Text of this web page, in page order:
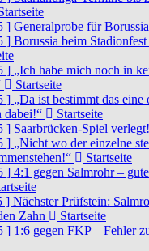
] Generalprobe für Borussia
] Borussia beim
] „Ich habe mich noch in
Startseite
] „Da ist bestimmt das eine
dabei!“
Startseite
] Saarbrücken-Spiel verlegt!
] „Nicht wo der einzelne
Startseite
] 4:1 gegen Salmrohr –
] Nächster Prüfstein:
Zahn
Startseite
] 1:6 gegen FKP – Fehler